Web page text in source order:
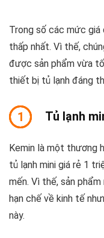
Trong số các mức giá
thấp nhất. Vì thế,
được sản phẩm vừa
thiết bị tủ lạnh đáng
1 Tủ lạnh
Kemin là một thương
tủ lạnh mini giá rẻ 1
mến. Vì thế, sản
hạn chế về kinh tế
này.